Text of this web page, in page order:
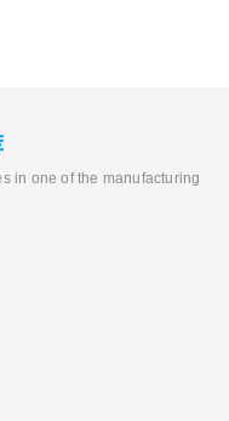
in one of the manufacturing